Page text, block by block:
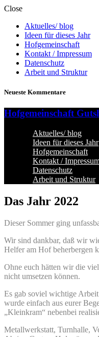
Close
Aktuelles/ blog
Ideen für dieses Jahr
Hofgemeinschaft
Kontakt / Impressum
Datenschutz
Arbeit und Struktur
Neueste Kommentare
Hofgemeinschaft
Aktuelles/ blog
Ideen für dieses Jahr
Hofgemeinschaft
Kontakt /
Datenschutz
Arbeit und Struktur
Das Jahr 2022
Dieser Sommer ging
Wir sind dankbar, daß wir
Helfer am Hof beherbergen
Ohne euch hätten wir die
nicht umsetzen können.
Es gab soviel wichtige
wurde einfach aus eurer
„Kleinkram“ nebenbei
Metallwerkstatt, Turnhalle,